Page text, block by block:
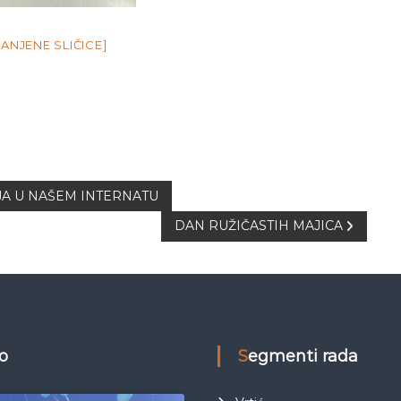
SLIČICE]
U NAŠEM INTERNATU
DAN RUŽIČASTIH MAJICA
Segmenti rada